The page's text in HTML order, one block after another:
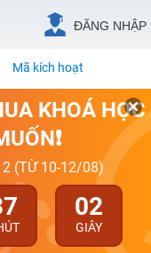
ĐĂNG NHẬP
Mã kích hoạt
KHOÁ HỌC
(TỪ 10-12/08)
02
GIÂY